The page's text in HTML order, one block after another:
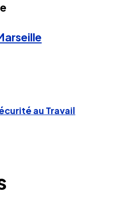
au Travail